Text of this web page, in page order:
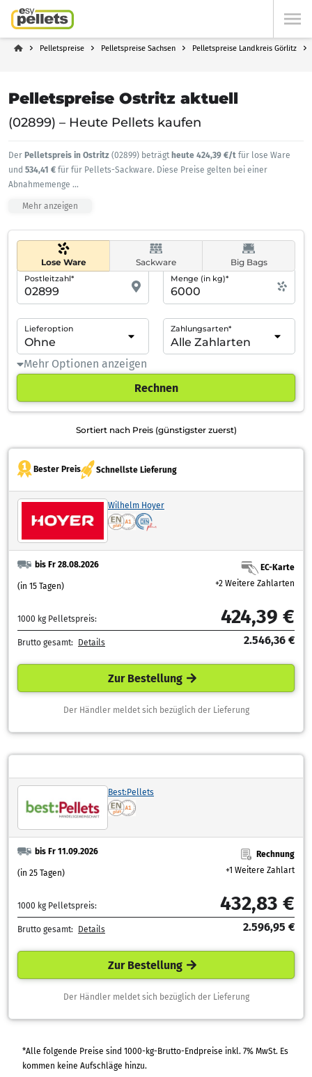
Pelletspreise Pelletspreise Sachsen Pelletspreise Landkreis Görlitz
Pelletspreise Ostritz aktuell
(02899) – Heute Pellets kaufen
Der Pelletspreis in Ostritz (02899) beträgt heute 424,39 €/t für lose Ware
und 534,41 € für für Pellets-Sackware. Diese Preise gelten bei einer
Abnahmemenge ...
Mehr anzeigen
Lose Ware Sackware Big Bags
Postleitzahl* Menge (in kg)*
Lieferoption Zahlungsarten*
Mehr Optionen anzeigen
Rechnen
Sortiert nach Preis (günstigster zuerst)
Bester Preis Schnellste Lieferung
Wilhelm Hoyer
bis Fr 28.08.2026
(in 15 Tagen)
EC-Karte
+2 Weitere Zahlarten
1000 kg Pelletspreis: 424,39 €
Brutto gesamt: Details 2.546,36 €
Zur Bestellung
Der Händler meldet sich bezüglich der Lieferung
Best:Pellets
bis Fr 11.09.2026
(in 25 Tagen)
Rechnung
+1 Weitere Zahlart
1000 kg Pelletspreis: 432,83 €
Brutto gesamt: Details 2.596,95 €
Zur Bestellung
Der Händler meldet sich bezüglich der Lieferung
*Alle folgende Preise sind 1000-kg-Brutto-Endpreise inkl. 7% MwSt. Es
kommen keine Aufschläge hinzu.